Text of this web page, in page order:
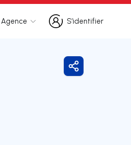
Agence
S’identifier
S’identifier
Partager